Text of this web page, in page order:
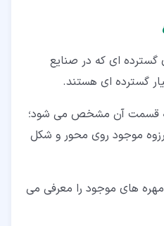
گسترده ای که در صنایع
گسترده ای هستند.
قسمت آن مشخص می شود؛
موجود روی محور و شکل
مهره های موجود را معرفی می